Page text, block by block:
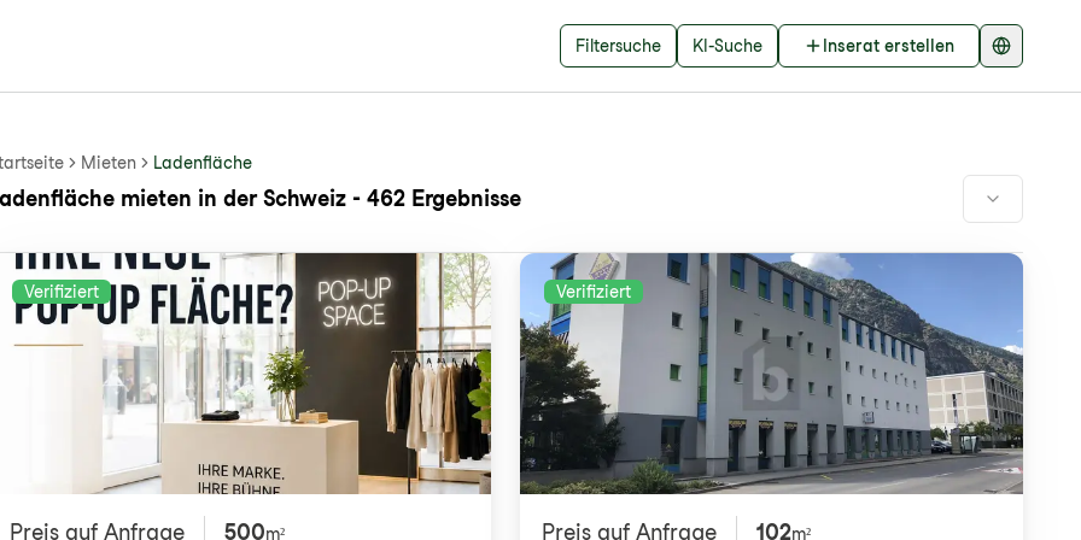
Filtersuche KI-Suche Inserat erstellen
Mieten Ladenfläche
mieten in der Schweiz - 462 Ergebnisse
Verifiziert
Preis auf Anfrage 500m²
Verifiziert
Preis auf Anfrage 102m²